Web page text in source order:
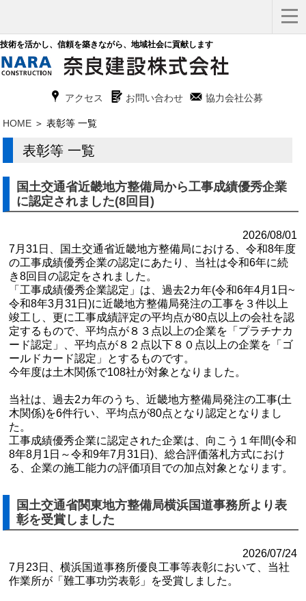
技術を活かし、信頼を築きながら、地域社会に貢献します
x アクセス G お問い合わせ F 協力会社公募
HOME ＞ 表彰等 一覧
表彰等 一覧
国土交通省近畿地方整備局から工事成績優秀企業
に認定されました(8回目)
2026/08/01
7月31日、国土交通省近畿地方整備局における、令和8年度
の工事成績優秀企業の認定にあたり、当社は令和6年に続
き8回目の認定をされました。
「工事成績優秀企業認定」は、過去2カ年(令和6年4月1日~
令和8年3月31日)に近畿地方整備局発注の工事を３件以上
竣工し、更に工事成績評定の平均点が80点以上の会社を認
定するもので、平均点が８３点以上の企業を「プラチナカ
ード認定」、平均点が８２点以下８０点以上の企業を「ゴ
ールドカード認定」とするものです。
今年度は土木関係で108社が対象となりました。
当社は、過去2カ年のうち、近畿地方整備局発注の工事(土
木関係)を6件行い、平均点が80点となり認定となりまし
た。
工事成績優秀企業に認定された企業は、向こう１年間(令和
8年8月1日～令和9年7月31日)、総合評価落札方式におけ
る、企業の施工能力の評価項目での加点対象となります。
国土交通省関東地方整備局横浜国道事務所より表
彰を受賞しました
2026/07/24
7月23日、横浜国道事務所優良工事等表彰において、当社
作業所が「難工事功労表彰」を受賞しました。